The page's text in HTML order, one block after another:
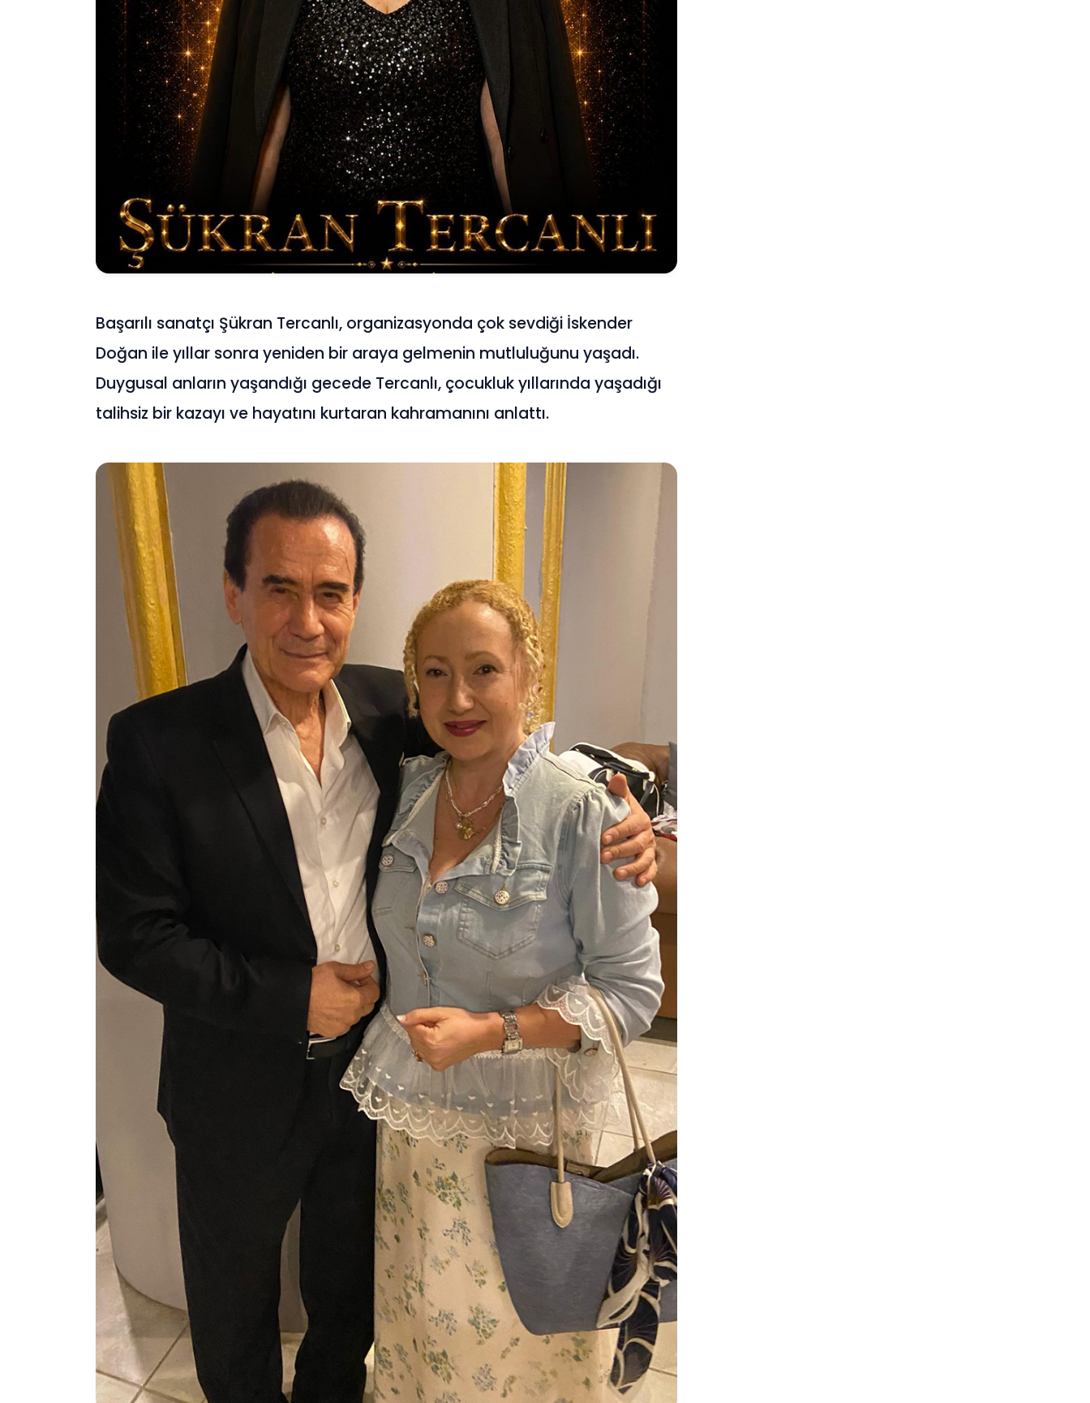
Başarılı sanatçı Şükran Tercanlı, organizasyonda çok sevdiği İskender
Doğan ile yıllar sonra yeniden bir araya gelmenin mutluluğunu yaşadı.
Duygusal anların yaşandığı gecede Tercanlı, çocukluk yıllarında yaşadığı
talihsiz bir kazayı ve hayatını kurtaran kahramanını anlattı.